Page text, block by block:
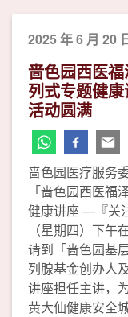
2025 年 6 月 20
啬色园西医
列式专题健
活动圆满
啬色园医疗服务
「啬色园西医
健康讲座 —『关
（星期四）下
请到「啬色园基
列腺基金创办人
讲座担任主讲，
黄大仙健康安全